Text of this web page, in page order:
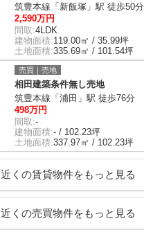
筑豊本線「新飯塚」駅 徒歩50分
2,590万円
間取:4LDK
建物面積:119.00㎡ / 35.99坪
土地面積:335.69㎡ / 101.54坪
売買｜売地
相田建築条件無し売地
筑豊本線「浦田」駅 徒歩76分
498万円
間取:-
建物面積:- / 102.23坪
土地面積:337.97㎡ / 102.23坪
近くの賃貸物件をもっと見る
近くの売買物件をもっと見る